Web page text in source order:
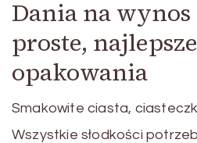
Dania na
proste, najlepsze
opakowania
Smakowite ciasta,
Wszystkie słodkości